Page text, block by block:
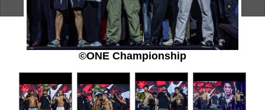
©ONE Championship